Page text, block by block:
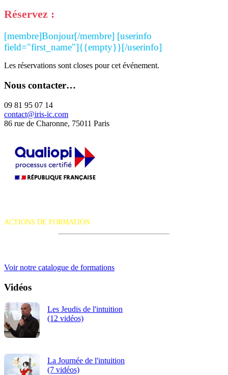
Réservez :
[membre]Bonjour[/membre] [userinfo
field="first_name"]{{empty}}[/userinfo]
Les réservations sont closes pour cet événement.
Nous contacter…
09 81 95 07 14
contact@iris-ic.com
86 rue de Charonne, 75011 Paris
ACTIONS DE FORMATION
Voir notre catalogue de formations
Vidéos
Les Jeudis de l'intuition
(12 vidéos)
La Journée de l'intuition
(7 vidéos)